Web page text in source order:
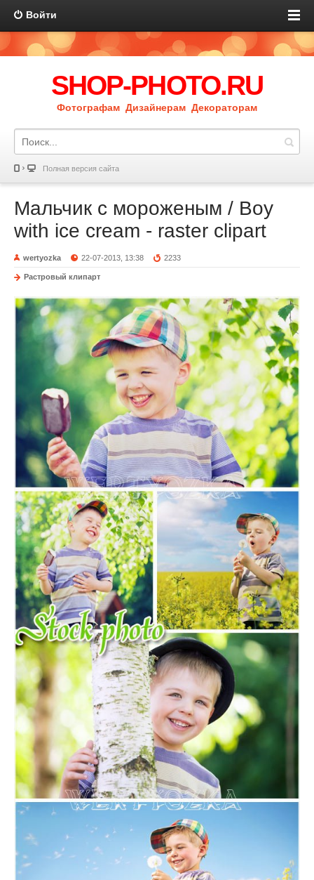
Войти
SHOP-PHOTO.RU
Фотографам Дизайнерам Декораторам
Полная версия сайта
Мальчик с мороженым / Boy
with ice cream - raster clipart
wertyozka 22-07-2013, 13:38 2233
Растровый клипарт